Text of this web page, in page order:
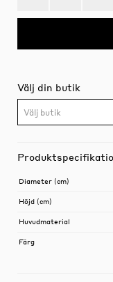
Välj din butik
Välj butik
Diameter (cm)
Höjd (cm)
Huvudmaterial
Färg